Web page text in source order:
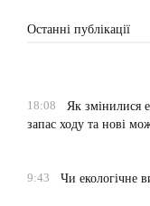
Останні публікації
18:08
Як змінилися
запас ходу та нові
9:43
Чи екологічне